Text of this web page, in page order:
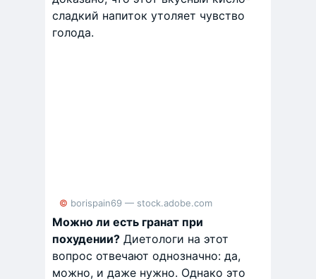
сладкий напиток утоляет чувство
голода.
© borispain69 — stock.adobe.com
Можно ли есть гранат при
похудении? Диетологи на этот
вопрос отвечают однозначно: да,
можно, и даже нужно. Однако это